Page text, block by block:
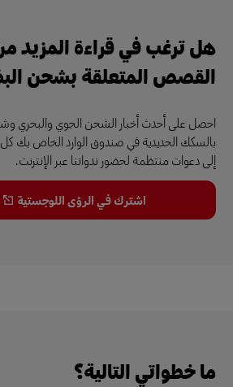
هل ترغب في قراءة المزيد
القصص المتعلقة بشحن
احصل على أحدث أخبار الشحن الجوي والبحري
بالسكك الحديدية في صندوق الوارد الخاص بك
إلى دعوات منتظمة لحضور ندواتنا عبر الإنترنت.
اشترك في الرؤى اللوجستية
ما خطواتي التالية؟